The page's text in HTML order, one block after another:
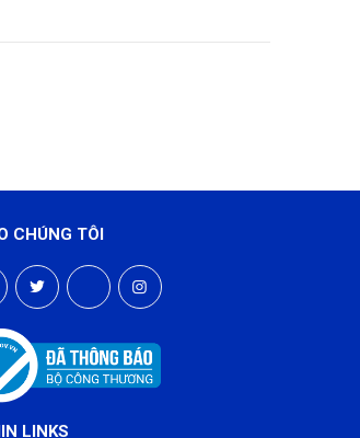
CHÚNG TÔI
LINKS